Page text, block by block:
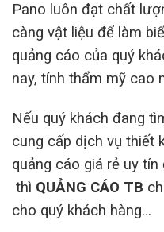
Pano luôn đạt chất
càng vật liệu để làm
quảng cáo của quý
nay, tính thẩm mỹ cao
Nếu quý khách đang
cung cấp dịch vụ thiết
quảng cáo giá rẻ uy
thì QUẢNG CÁO TB
cho quý khách hàng…